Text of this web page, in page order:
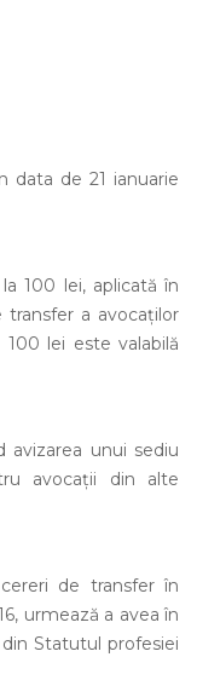
data de 21 ianuarie
100 lei, aplicată în
transfer a avocaților
lei este valabilă
avizarea unui sediu
avocaţii din alte
de transfer în
urmează a avea în
din Statutul profesiei